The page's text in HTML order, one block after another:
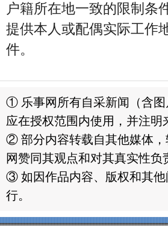
户籍所在地一致的限制条
提供本人或配偶实际工作
件。
① 乐事网所有自采新闻（含
应在授权范围内使用，并注明
② 部分内容转载自其他媒体
网赞同其观点和对其真实性负
③ 如因作品内容、版权和其
行。